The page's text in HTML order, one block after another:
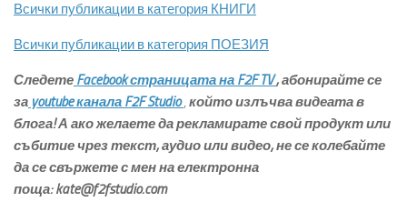
Всички публикации в категория КНИГИ
Всички публикации в категория ПОЕЗИЯ
Следете Facebook страницата на F2F TV,абонирайте се
за youtube канала F2F Studio, който излъчва видеата в
блога! А ако желаете да рекламирате свой продукт или
събитие чрез текст, аудио или видео, не се колебайте
да се свържете с мен на електронна
поща:kate@f2fstudio.com